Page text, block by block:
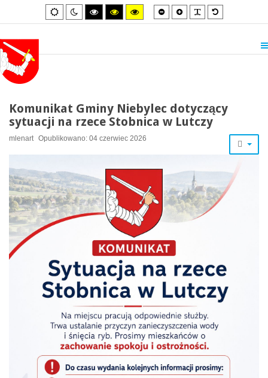
Default
mode
Night
mode
High
contrast
High
contrast
High
contrast
Smaller
font
Larger
font
Default
font
Komunikat Gminy Niebylec dotyczący
sytuacji na rzece Stobnica w Lutczy
mlenart Opublikowano: 04 czerwiec 2026